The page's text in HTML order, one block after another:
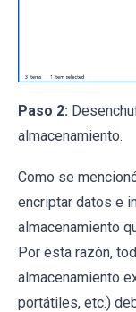
Paso 2:
almacenamiento.
Como se
encriptar datos e
almacenamiento
Por esta razón,
almacenamiento
portátiles, etc.)